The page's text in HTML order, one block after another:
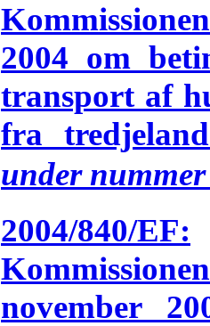
2004 om
transport af
fra
under
2004/840/EF:
november